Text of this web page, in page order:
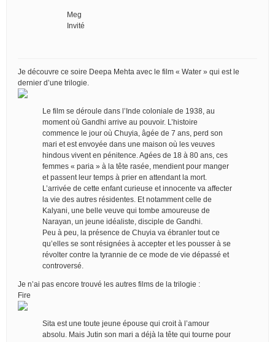
Meg
Invité
Je découvre ce soire Deepa Mehta avec le film « Water » qui est le
dernier d’une trilogie.
Le film se déroule dans l’Inde coloniale de 1938, au
moment où Gandhi arrive au pouvoir. L’histoire
commence le jour où Chuyia, âgée de 7 ans, perd son
mari et est envoyée dans une maison où les veuves
hindous vivent en pénitence. Agées de 18 à 80 ans, ces
femmes « paria » à la tête rasée, mendient pour manger
et passent leur temps à prier en attendant la mort.
L’arrivée de cette enfant curieuse et innocente va affecter
la vie des autres résidentes. Et notamment celle de
Kalyani, une belle veuve qui tombe amoureuse de
Narayan, un jeune idéaliste, disciple de Gandhi.
Peu à peu, la présence de Chuyia va ébranler tout ce
qu’elles se sont résignées à accepter et les pousser à se
révolter contre la tyrannie de ce mode de vie dépassé et
controversé.
Je n’ai pas encore trouvé les autres films de la trilogie :
Fire
Sita est une toute jeune épouse qui croit à l’amour
absolu. Mais Jutin son mari a déjà la tête qui tourne pour